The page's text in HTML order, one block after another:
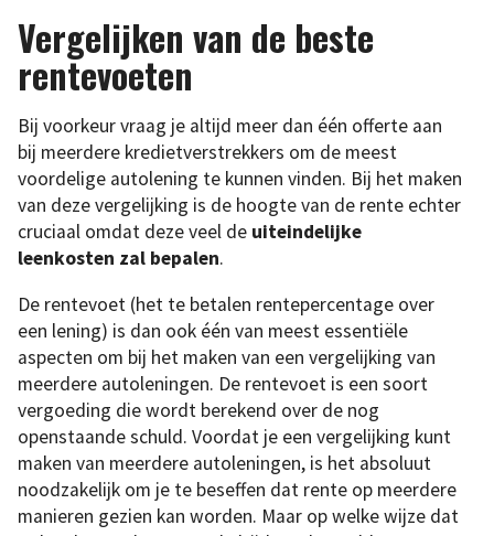
Vergelijken van de beste
rentevoeten
Bij voorkeur vraag je altijd meer dan één offerte aan
bij meerdere kredietverstrekkers om de meest
voordelige autolening te kunnen vinden. Bij het maken
van deze vergelijking is de hoogte van de rente echter
cruciaal omdat deze veel de uiteindelijke
leenkosten zal bepalen.
De rentevoet (het te betalen rentepercentage over
een lening) is dan ook één van meest essentiële
aspecten om bij het maken van een vergelijking van
meerdere autoleningen. De rentevoet is een soort
vergoeding die wordt berekend over de nog
openstaande schuld. Voordat je een vergelijking kunt
maken van meerdere autoleningen, is het absoluut
noodzakelijk om je te beseffen dat rente op meerdere
manieren gezien kan worden. Maar op welke wijze dat